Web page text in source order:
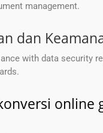
management.
dan
with data security
online